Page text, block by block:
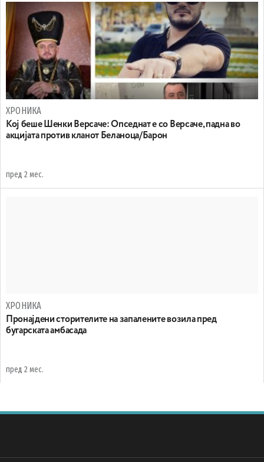
ХРОНИКА
Koj беше Шенки Версаче: Oпседнат е со Версаче, падна во
акцијата против кланот Беланоца/Барон
пред 2 мес.
ХРОНИКА
Пронајдени сторителите на запалените возила пред
бугарската амбасада
пред 2 мес.